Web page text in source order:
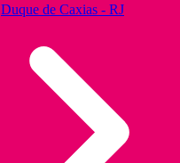
Duque de Caxias - RJ